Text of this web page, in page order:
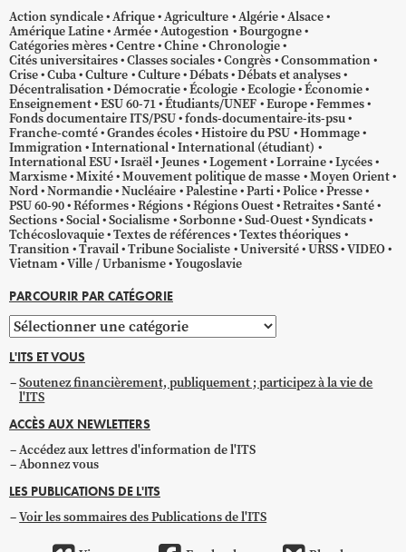
Action syndicale Afrique Agriculture Algérie Alsace
Amérique Latine Armée Autogestion
Bourgogne
Catégories mères Centre Chine Chronologie
Cités universitaires Classes sociales Congrès Consommation
Crise Cuba Culture Culture Débats Débats et analyses
Décentralisation Démocratie Écologie Ecologie Économie
Enseignement ESU 60-71 Étudiants/UNEF Europe Femmes
Fonds documentaire ITS/PSU fonds-documentaire-its-psu
Franche-comté Grandes écoles Histoire du PSU Hommage
Immigration International International (étudiant)
International ESU Israël Jeunes Logement Lorraine Lycées
Marxisme Mixité Mouvement politique de masse Moyen Orient
Nord Normandie Nucléaire Palestine Parti Police Presse
PSU 60-90 Réformes Régions Régions Ouest Retraites Santé
Sections Social Socialisme Sorbonne Sud-Ouest Syndicats
Tchécoslovaquie Textes de références Textes théoriques
Transition Travail Tribune Socialiste Université URSS VIDEO
Vietnam Ville / Urbanisme Yougoslavie
PARCOURIR PAR CATÉGORIE
Parcourir
par
catégorie
L'ITS ET VOUS
Soutenez financièrement, publiquement ; participez à la vie de
l'ITS
ACCÈS AUX NEWLETTERS
Accédez aux lettres d'information de l'ITS
Abonnez vous
LES PUBLICATIONS DE L'ITS
Voir les sommaires des Publications de l'ITS